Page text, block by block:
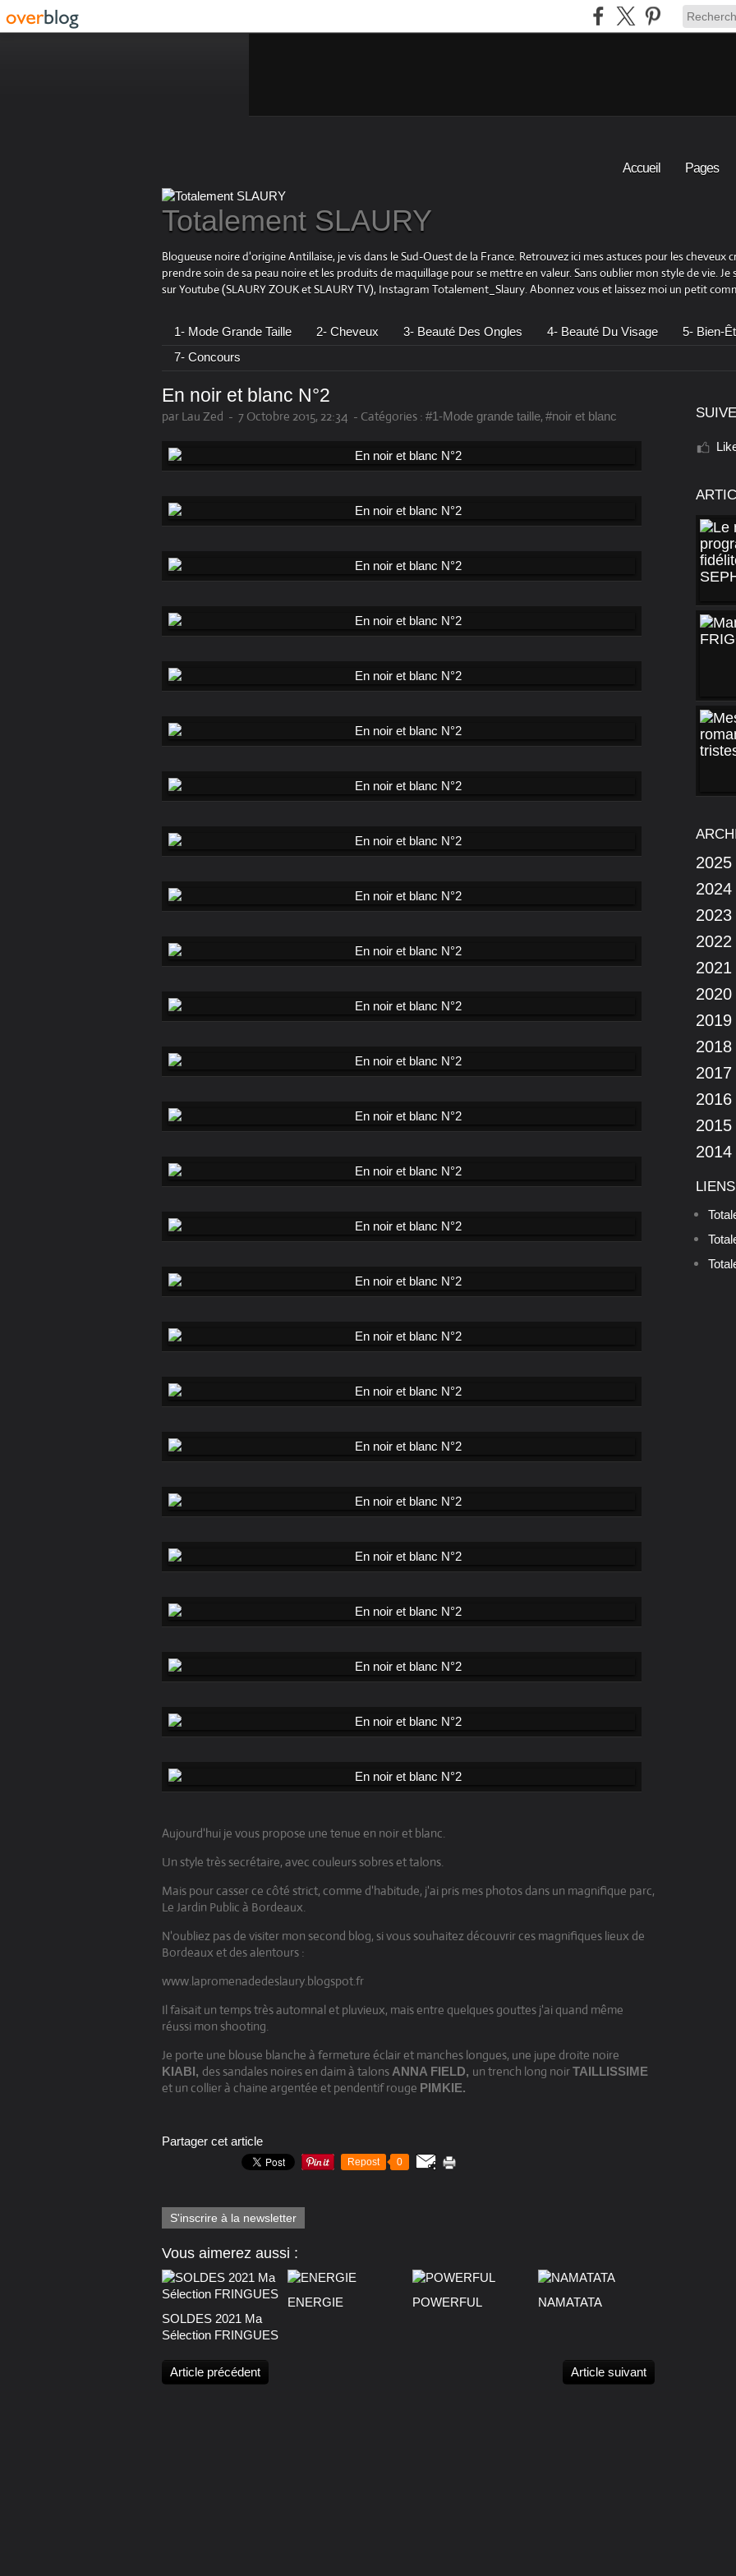
Accueil Pages
Totalement SLAURY
Blogueuse noire d'origine Antillaise, je vis dans le Sud-Ouest de la France. Retrouvez ici mes astuces pour les cheveux
prendre soin de sa peau noire et les produits de maquillage pour se mettre en valeur. Sans oublier mon style de vie. Je
sur Youtube (SLAURY ZOUK et SLAURY TV), Instagram Totalement_Slaury. Abonnez vous et laissez moi un petit
1- Mode Grande Taille 2- Cheveux 3- Beauté Des Ongles 4- Beauté Du Visage
5- Bien-
7- Concours
En noir et blanc N°2
par Lau Zed - 7 Octobre 2015, 22:34 - Catégories : #1-Mode grande taille, #noir et blanc
Aujourd'hui je vous propose une tenue en noir et blanc.
Un style très secrétaire, avec couleurs sobres et talons.
Mais pour casser ce côté strict, comme d'habitude, j'ai pris mes photos dans un magnifique parc,
Le Jardin Public à Bordeaux.
N'oubliez pas de visiter mon second blog, si vous souhaitez découvrir ces magnifiques lieux de
Bordeaux et des alentours :
www.lapromenadedeslaury.blogspot.fr
Il faisait un temps très automnal et pluvieux, mais entre quelques gouttes j'ai quand même
réussi mon shooting.
Je porte une blouse blanche à fermeture éclair et manches longues, une jupe droite noire
KIABI, des sandales noires en daim à talons ANNA FIELD, un trench long noirTAILLISSIME
et un collier à chaine argentée et pendentif rouge PIMKIE.
Partager cet article
Repost 0
S'inscrire à la newsletter
Vous aimerez aussi :
SOLDES 2021 Ma
Sélection FRINGUES
ENERGIE POWERFUL NAMATATA
Article précédent Article suivant
2025
2024
2023
2022
2021
2020
2019
2018
2017
2016
2015
2014
LIENS